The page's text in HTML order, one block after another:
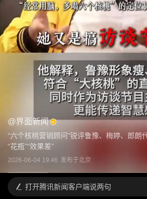
@界面新闻
“六个核桃营销顾问”锐评鲁豫、梅婷、郎朗
“花瓶”“效果差”
2026-06-04 19:46 发布于北京
打开腾讯新闻客户端说两句